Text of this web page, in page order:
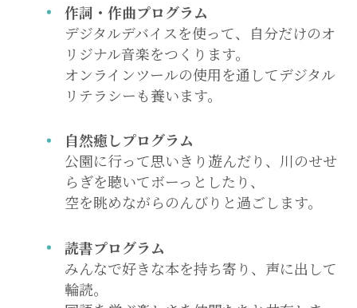
作詞・作曲プログラム
デジタルデバイスを使って、自分だけのオ
リジナル音楽をつくります。
オンラインツールの使用を通してデジタル
リテラシーも養います。
自然癒しプログラム
公園に行って思いきり遊んだり、川のせせ
らぎを聴いてボーっとしたり、
空を眺めながらのんびりと過ごします。
読書プログラム
みんなで好きな本を持ち寄り、声に出して
輪読。